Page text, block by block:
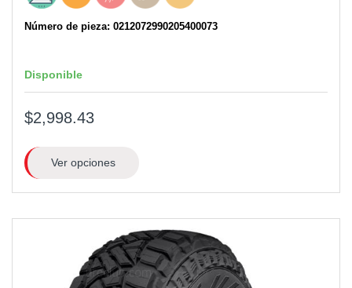
Número de pieza: 0212072990205400073
Disponible
$2,998.43
Ver opciones